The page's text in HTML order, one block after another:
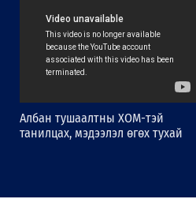
2026-07-02 11:07:00
Дэлхийн оюуны
удирдлагын
хөтөлбөр”
2026-06-19
“ГАЗАР ЗҮЙН
СЭДЭВТ СУРГАЛТ
2026-06-04
Албан тушаалтны ХОМ-тэй
танилцах, мэдээлэл өгөх тухай